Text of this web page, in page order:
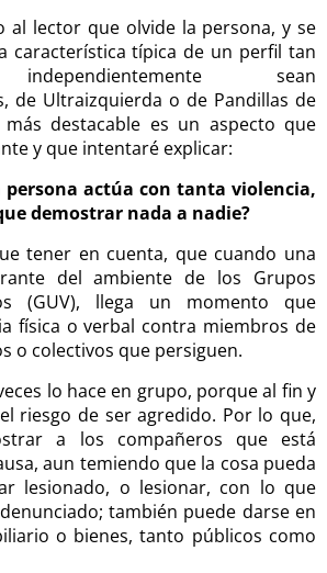
al lector que olvide la persona, y se
característica típica de un perfil tan
sean
de Ultraizquierda o de Pandillas de
destacable es un aspecto que
y que intentaré explicar:
actúa con tanta violencia,
demostrar nada a nadie?
tener en cuenta, que cuando una
del ambiente de los Grupos
(GUV), llega un momento que
física o verbal contra miembros de
o colectivos que persiguen.
lo hace en grupo, porque al fin y
riesgo de ser agredido. Por lo que,
a los compañeros que está
aun temiendo que la cosa pueda
lesionado, o lesionar, con lo que
también puede darse en
o bienes, tanto públicos como